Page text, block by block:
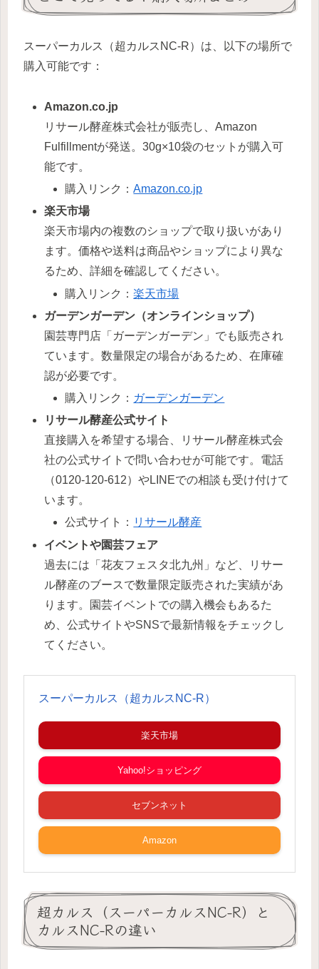
スーパーカルス（超カルスNC-R）は、以下の場所で
購入可能です：
Amazon.co.jp
リサール酵産株式会社が販売し、Amazon
Fulfillmentが発送。30g×10袋のセットが購入可
能です。
購入リンク：Amazon.co.jp
楽天市場
楽天市場内の複数のショップで取り扱いがあり
ます。価格や送料は商品やショップにより異な
るため、詳細を確認してください。
購入リンク：楽天市場
ガーデンガーデン（オンラインショップ）
園芸専門店「ガーデンガーデン」でも販売され
ています。数量限定の場合があるため、在庫確
認が必要です。
購入リンク： ガーデンガーデン
リサール酵産公式サイト
直接購入を希望する場合、リサール酵産株式会
社の公式サイトで問い合わせが可能です。電話
（0120-120-612）やLINEでの相談も受け付けて
います。
公式サイト： リサール酵産
イベントや園芸フェア
過去には「花友フェスタ北九州」など、リサー
ル酵産のブースで数量限定販売された実績があ
ります。園芸イベントでの購入機会もあるた
め、公式サイトやSNSで最新情報をチェックし
てください。
スーパーカルス（超カルスNC-R）
楽天市場
Yahoo!ショッピング
セブンネット
Amazon
超カルス（スーパーカルスNC-R）と
カルスNC-Rの違い